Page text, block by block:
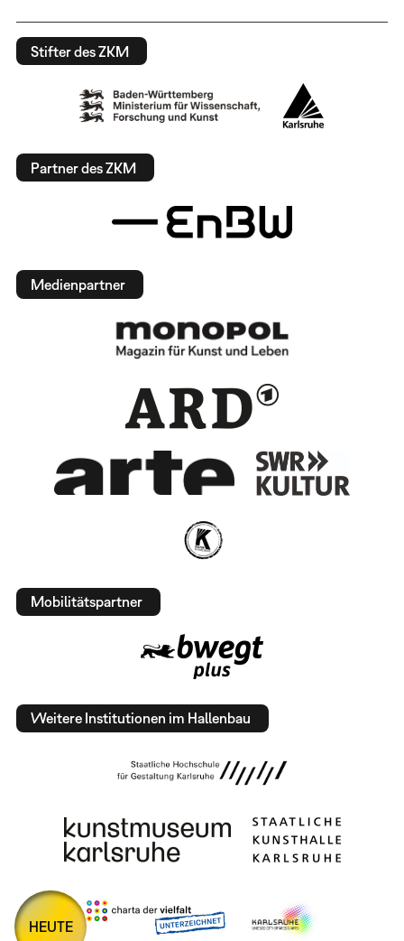
Stifter des ZKM
Partner des ZKM
Medienpartner
Mobilitätspartner
Weitere Institutionen im Hallenbau
HEUTE